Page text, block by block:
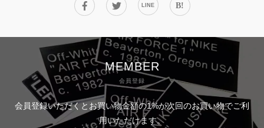
LINE B!
MEMBER
会員登録
会員登録いただくとお買い物金額の1%が次回のお買い物でご利
用いただけます。